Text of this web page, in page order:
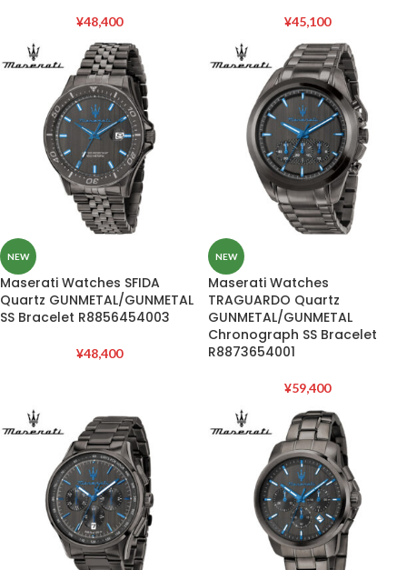
¥48,400 ¥45,100
NEW
Maserati Watches SFIDA
Quartz GUNMETAL/GUNMETAL
SS Bracelet R8856454003
¥48,400
NEW
Maserati Watches
TRAGUARDO Quartz
GUNMETAL/GUNMETAL
Chronograph SS Bracelet
R8873654001
¥59,400